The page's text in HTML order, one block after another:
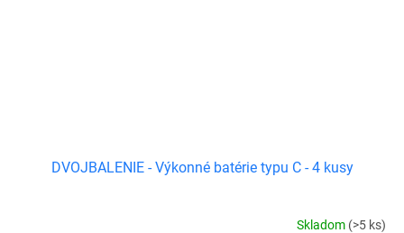
DVOJBALENIE - Výkonné batérie typu C - 4 kusy
Skladom (>5 ks)